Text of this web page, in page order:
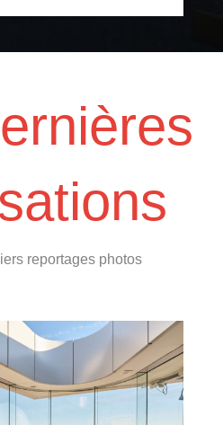
reportages photos